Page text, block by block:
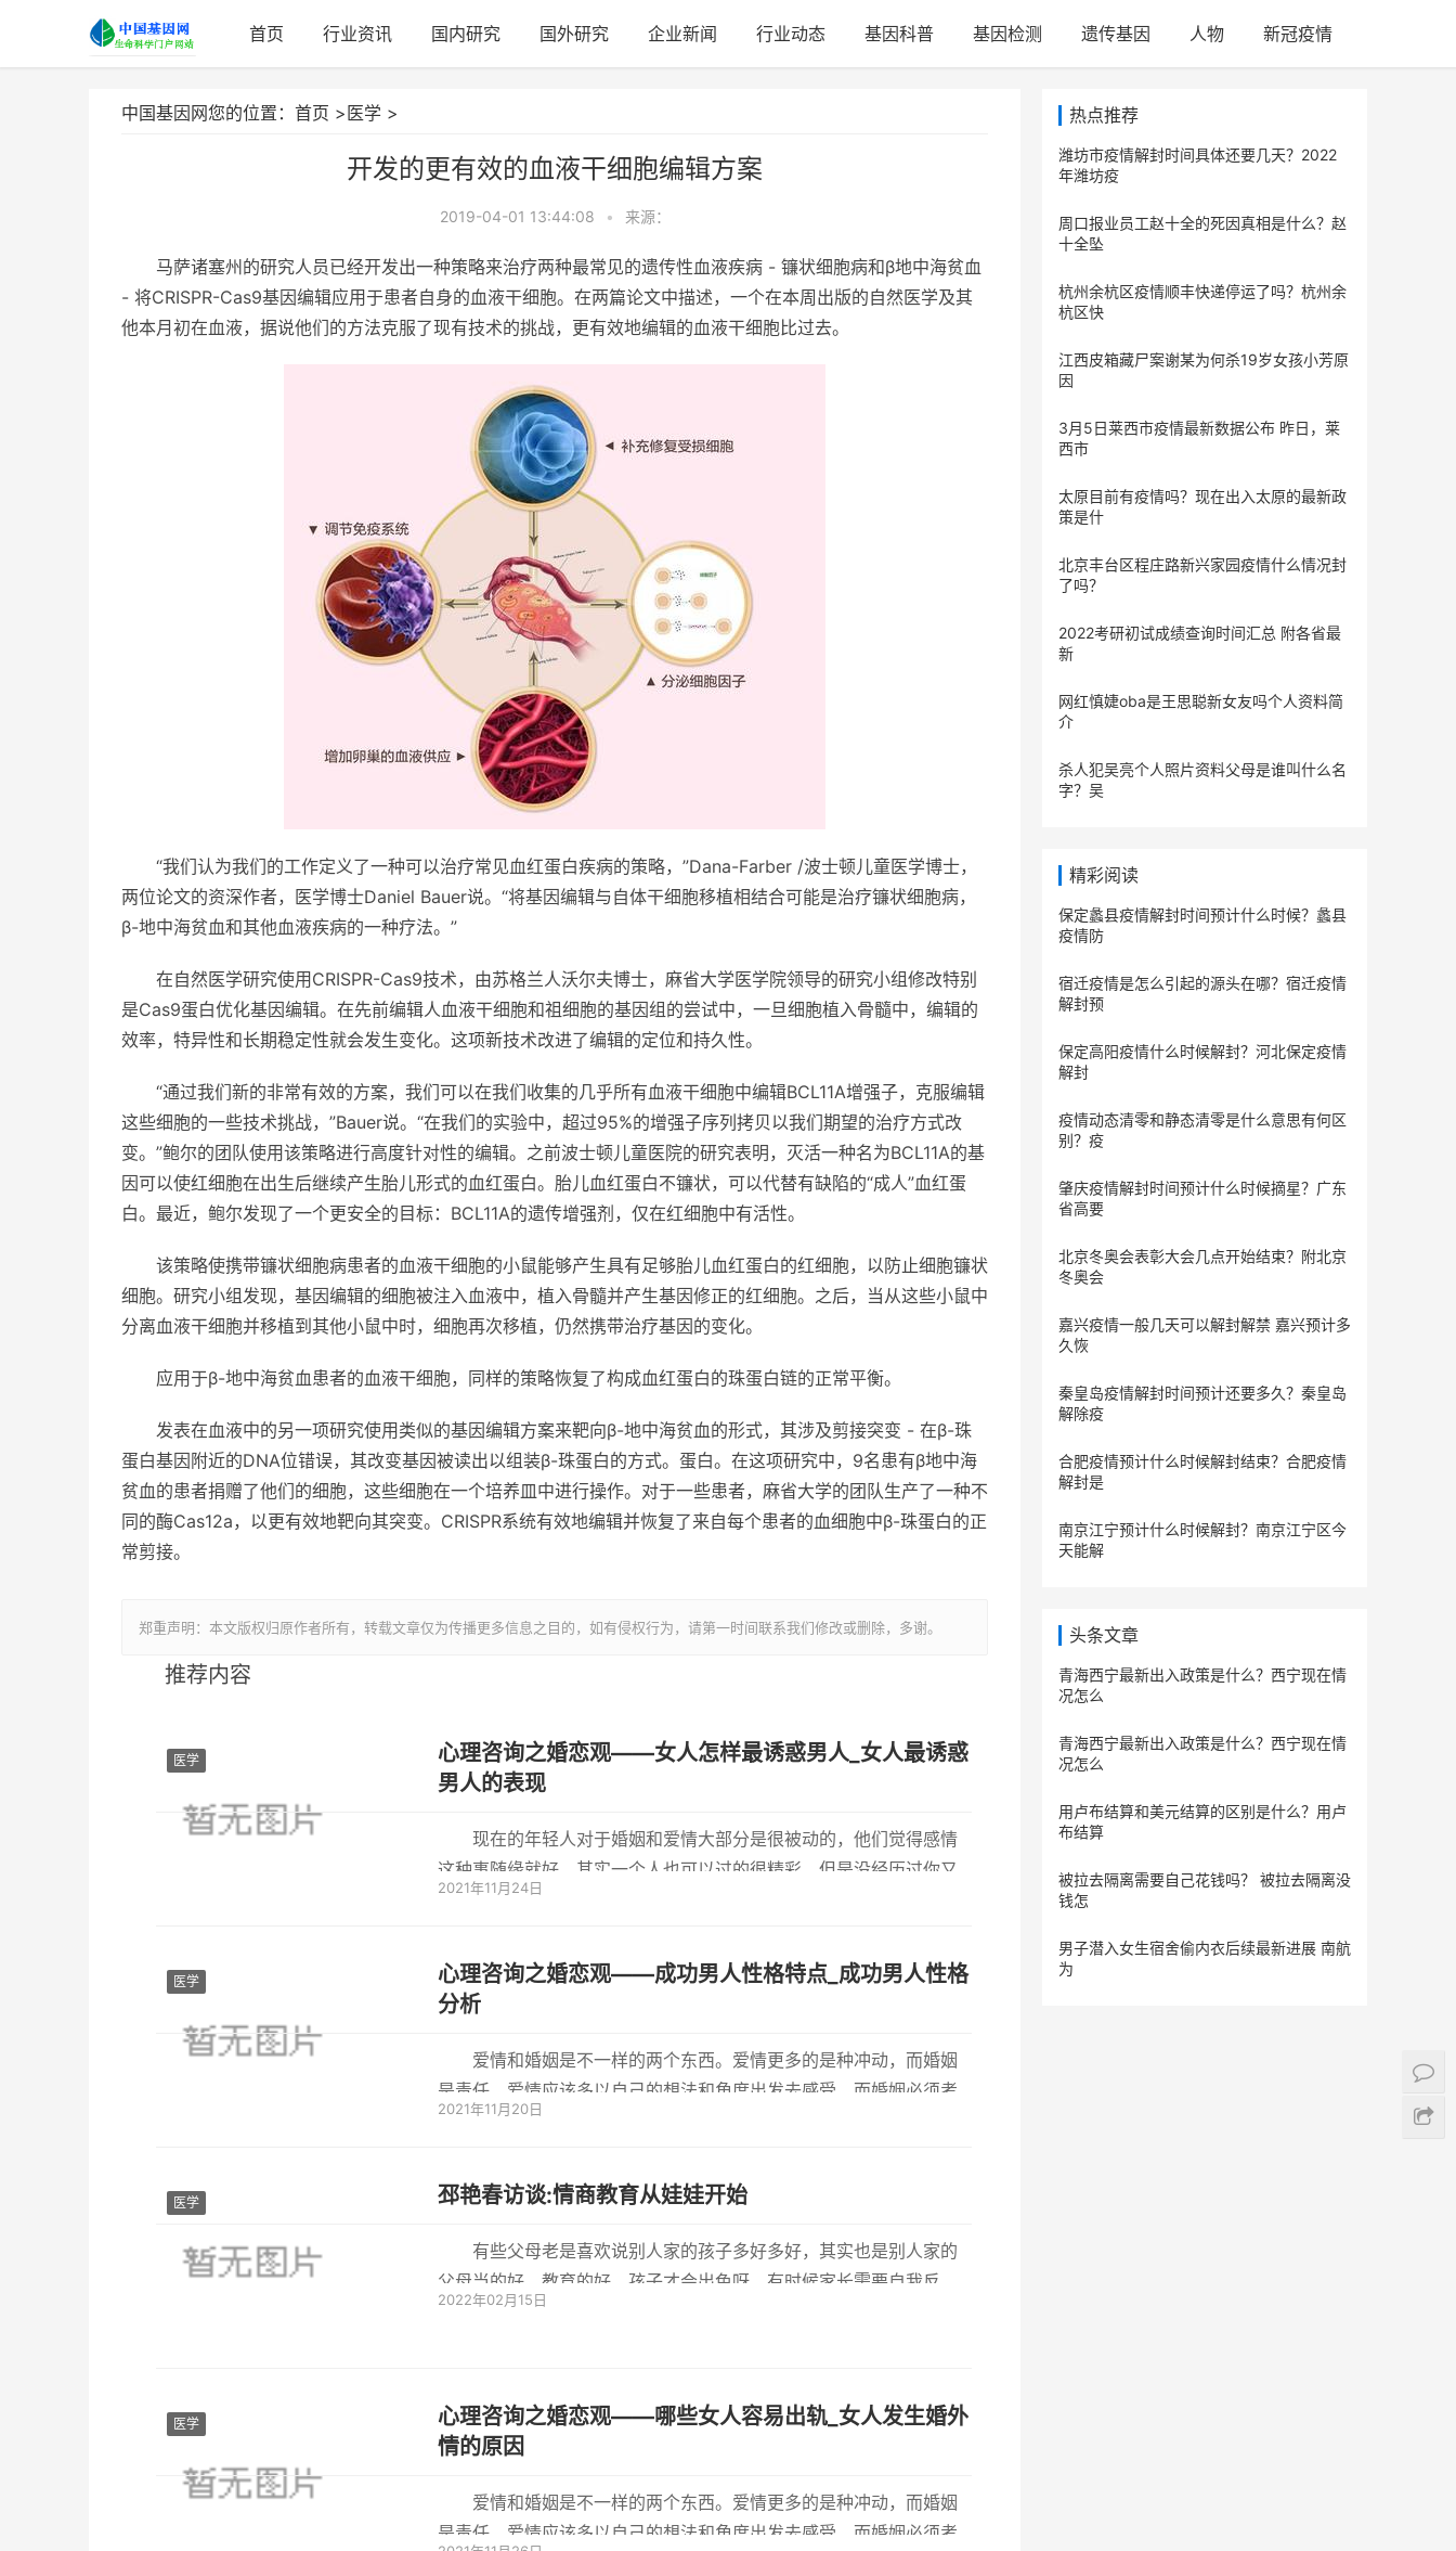
首页 行业资讯 国内研究 国外研究 企业新闻 行业动态 基因科普 基因检测 遗传基因 人物 新冠疫情
中国基因网您的位置： 首页 > 医学 >
开发的更有效的血液干细胞编辑方案
2019-04-01 13:44:08 • 来源：
马萨诸塞州的研究人员已经开发出一种策略来治疗两种最常见的遗传性血液疾病 - 镰状细胞病和β地中海贫血
- 将CRISPR-Cas9基因编辑应用于患者自身的血液干细胞。在两篇论文中描述，一个在本周出版的自然医学及其
他本月初在血液，据说他们的方法克服了现有技术的挑战，更有效地编辑的血液干细胞比过去。
“我们认为我们的工作定义了一种可以治疗常见血红蛋白疾病的策略，”Dana-Farber /波士顿儿童医学博士，
两位论文的资深作者，医学博士Daniel Bauer说。“将基因编辑与自体干细胞移植相结合可能是治疗镰状细胞病，
β-地中海贫血和其他血液疾病的一种疗法。”
在自然医学研究使用CRISPR-Cas9技术，由苏格兰人沃尔夫博士，麻省大学医学院领导的研究小组修改特别
是Cas9蛋白优化基因编辑。在先前编辑人血液干细胞和祖细胞的基因组的尝试中，一旦细胞植入骨髓中，编辑的
效率，特异性和长期稳定性就会发生变化。这项新技术改进了编辑的定位和持久性。
“通过我们新的非常有效的方案，我们可以在我们收集的几乎所有血液干细胞中编辑BCL11A增强子，克服编辑
这些细胞的一些技术挑战，”Bauer说。“在我们的实验中，超过95%的增强子序列拷贝以我们期望的治疗方式改
变。”鲍尔的团队使用该策略进行高度针对性的编辑。之前波士顿儿童医院的研究表明，灭活一种名为BCL11A的基
因可以使红细胞在出生后继续产生胎儿形式的血红蛋白。胎儿血红蛋白不镰状，可以代替有缺陷的“成人”血红蛋
白。最近，鲍尔发现了一个更安全的目标：BCL11A的遗传增强剂，仅在红细胞中有活性。
该策略使携带镰状细胞病患者的血液干细胞的小鼠能够产生具有足够胎儿血红蛋白的红细胞，以防止细胞镰状
细胞。研究小组发现，基因编辑的细胞被注入血液中，植入骨髓并产生基因修正的红细胞。之后，当从这些小鼠中
分离血液干细胞并移植到其他小鼠中时，细胞再次移植，仍然携带治疗基因的变化。
应用于β-地中海贫血患者的血液干细胞，同样的策略恢复了构成血红蛋白的珠蛋白链的正常平衡。
发表在血液中的另一项研究使用类似的基因编辑方案来靶向β-地中海贫血的形式，其涉及剪接突变 - 在β-珠
蛋白基因附近的DNA位错误，其改变基因被读出以组装β-珠蛋白的方式。蛋白。在这项研究中，9名患有β地中海
贫血的患者捐赠了他们的细胞，这些细胞在一个培养皿中进行操作。对于一些患者，麻省大学的团队生产了一种不
同的酶Cas12a，以更有效地靶向其突变。CRISPR系统有效地编辑并恢复了来自每个患者的血细胞中β-珠蛋白的正
常剪接。
郑重声明：本文版权归原作者所有，转载文章仅为传播更多信息之目的，如有侵权行为，请第一时间联系我们修改或删除，多谢。
推荐内容
医学
心理咨询之婚恋观——女人怎样最诱惑男人_女人最诱惑
男人的表现
现在的年轻人对于婚姻和爱情大部分是很被动的，他们觉得感情
这种事随缘就好，其实一个人也可以过的很精彩。但是没经历过你又
怎么知道爱...
2021年11月24日
医学
心理咨询之婚恋观——成功男人性格特点_成功男人性格
分析
爱情和婚姻是不一样的两个东西。爱情更多的是种冲动，而婚姻
是责任。爱情应该多以自己的想法和角度出发去感受，而婚姻必须考
虑到双方的...
2021年11月20日
医学 邳艳春访谈:情商教育从娃娃开始
有些父母老是喜欢说别人家的孩子多好多好，其实也是别人家的
父母当的好，教育的好，孩子才会出色呀。有时候家长需要自我反
思，自己是不...
2022年02月15日
医学
心理咨询之婚恋观——哪些女人容易出轨_女人发生婚外
情的原因
爱情和婚姻是不一样的两个东西。爱情更多的是种冲动，而婚姻
是责任。爱情应该多以自己的想法和角度出发去感受，而婚姻必须考
热点推荐
潍坊市疫情解封时间具体还要几天？2022
年潍坊疫
周口报业员工赵十全的死因真相是什么？赵
十全坠
杭州余杭区疫情顺丰快递停运了吗？杭州余
杭区快
江西皮箱藏尸案谢某为何杀19岁女孩小芳原
因
3月5日莱西市疫情最新数据公布 昨日，莱
西市
太原目前有疫情吗？现在出入太原的最新政
策是什
北京丰台区程庄路新兴家园疫情什么情况封
了吗？
2022考研初试成绩查询时间汇总 附各省最
新
网红慎婕oba是王思聪新女友吗个人资料简
介
杀人犯吴亮个人照片资料父母是谁叫什么名
字？吴
精彩阅读
保定蠡县疫情解封时间预计什么时候？蠡县
疫情防
宿迁疫情是怎么引起的源头在哪？宿迁疫情
解封预
保定​高阳疫情什么时候解封？河北保定疫情
解封
疫情动态清零和静态清零是什么意思有何区
别？疫
肇庆疫情解封时间预计什么时候摘星？广东
省高要
北京冬奥会表彰大会几点开始结束？附北京
冬奥会
嘉兴疫情一般几天可以解封解禁 嘉兴预计多
久恢
秦皇岛疫情解封时间预计还要多久？秦皇岛
解除疫
合肥疫情预计什么时候解封结束？合肥疫情
解封是
南京江宁预计什么时候解封？南京江宁区今
天能解
头条文章
青海西宁最新出入政策是什么？西宁现在情
况怎么
青海西宁最新出入政策是什么？西宁现在情
况怎么
用卢布结算和美元结算的区别是什么？用卢
布结算
被拉去隔离需要自己花钱吗？ 被拉去隔离没
钱怎
男子潜入女生宿舍偷内衣后续最新进展 南航
为